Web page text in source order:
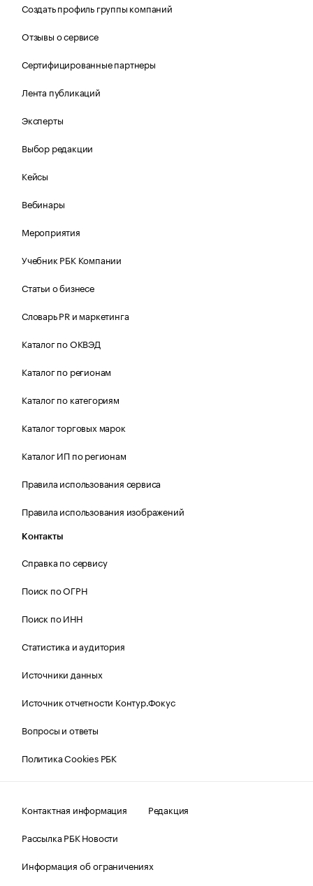
Создать профиль группы компаний
Отзывы о сервисе
Сертифицированные партнеры
Лента публикаций
Эксперты
Выбор редакции
Кейсы
Вебинары
Мероприятия
Учебник РБК Компании
Статьи о бизнесе
Словарь PR и маркетинга
Каталог по ОКВЭД
Каталог по регионам
Каталог по категориям
Каталог торговых марок
Каталог ИП по регионам
Правила использования сервиса
Правила использования изображений
Контакты
Справка по сервису
Поиск по ОГРН
Поиск по ИНН
Статистика и аудитория
Источники данных
Источник отчетности Контур.Фокус
Вопросы и ответы
Политика Cookies РБК
Контактная информация
Редакция
Рассылка РБК Новости
Информация об ограничениях